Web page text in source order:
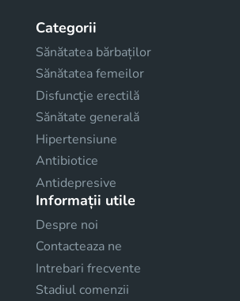
Categorii
Sănătatea bărbaților
Sănătatea femeilor
Disfuncţie erectilă
Sănătate generală
Hipertensiune
Antibiotice
Antidepresive
Informații utile
Despre noi
Contacteaza ne
Intrebari frecvente
Stadiul comenzii